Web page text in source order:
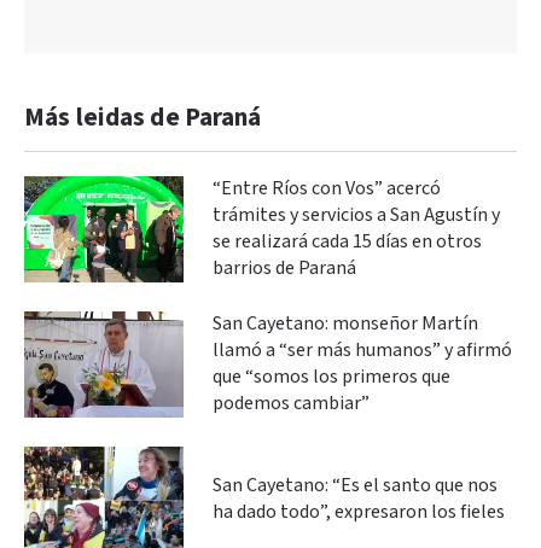
Más leidas de Paraná
“Entre Ríos con Vos” acercó
trámites y servicios a San Agustín y
se realizará cada 15 días en otros
barrios de Paraná
San Cayetano: monseñor Martín
llamó a “ser más humanos” y afirmó
que “somos los primeros que
podemos cambiar”
San Cayetano: “Es el santo que nos
ha dado todo”, expresaron los fieles